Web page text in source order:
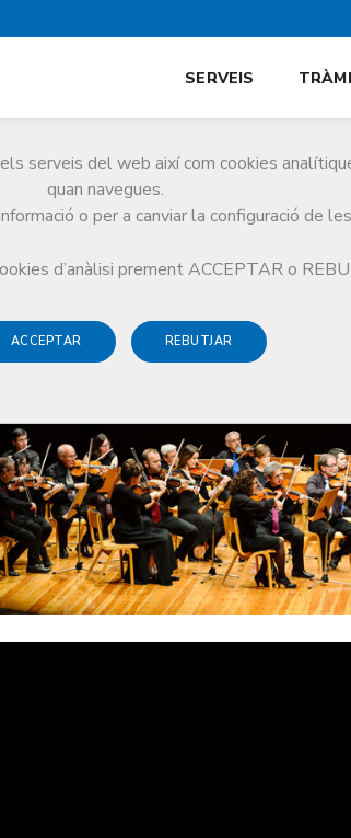
del web així com cookies
quan navegues.
o per a canviar la configuració de
d’anàlisi prement ACCEPTAR o
ACCEPTAR REBUTJAR
SERVEIS